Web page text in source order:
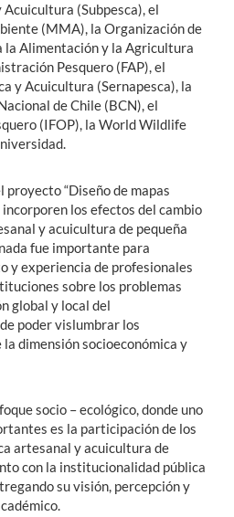
(Subpesca), el
(MMA), la Organización de
la Alimentación y la Agricultura
Pesquero (FAP), el
y Acuicultura (Sernapesca), la
de Chile (BCN), el
(IFOP), la World Wildlife
“Diseño de mapas
los efectos del cambio
y acuicultura de pequeña
fue importante para
y experiencia de profesionales
sobre los problemas
global y local del
poder vislumbrar los
dimensión socioeconómica y
socio – ecológico, donde uno
es la participación de los
artesanal y acuicultura de
con la institucionalidad pública
su visión, percepción y